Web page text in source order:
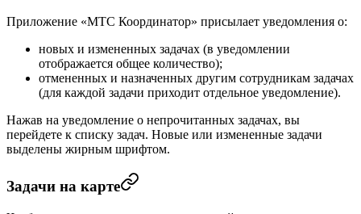
Приложение «МТС Координатор» присылает уведомления о:
новых и измененных задачах (в уведомлении
отображается общее количество);
отмененных и назначенных другим сотрудникам задачах
(для каждой задачи приходит отдельное уведомление).
Нажав на уведомление о непрочитанных задачах, вы
перейдете к списку задач. Новые или измененные задачи
выделены жирным шрифтом.
Задачи на карте